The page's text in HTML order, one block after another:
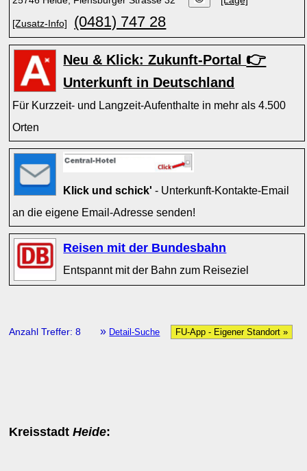
[Zusatz-Info] (0481) 747 28
Neu & Klick: Zukunft-Portal 👉
Unterkunft in Deutschland
Für Kurzzeit- und Langzeit-Aufenthalte in mehr als 4.500
Orten
Klick und schick' - Unterkunft-Kontakte-Email
an die eigene Email-Adresse senden!
Reisen mit der Bundesbahn
Entspannt mit der Bahn zum Reiseziel
Anzahl Treffer: 8 » Detail-Suche FU-App - Eigener Standort »
KreisstadtHeide: